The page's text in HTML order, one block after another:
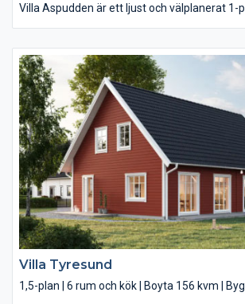
Villa Aspudden är ett ljust och välplanerat 1-
som ramar in matplatsen med sitt ståtliga
stora fönsterpartier. På ena sidan öppnar
utrustat kök där ni kan laga maten
andra änden den mysiga soffhörnan att
vacker matplats med gott om utrymme för
Gott om plats är det också i resten av huset,
förvaringsmöjligheter bland annat i entrén
klädvårdsrummet.
Villa Tyresund
1,5-plan | 6 rum och kök | Boyta 156 kvm |